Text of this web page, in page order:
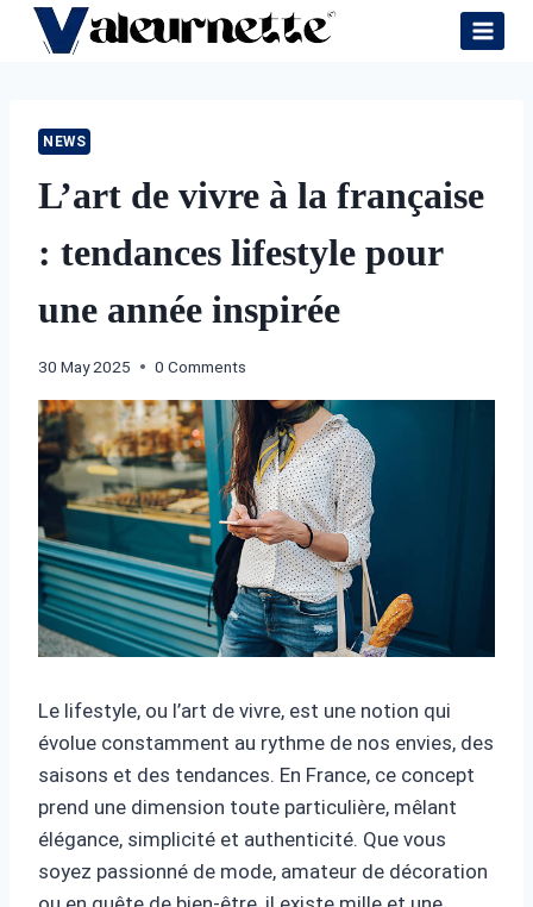
Skip
NEWS
L’art de vivre à la française
: tendances lifestyle pour
une année inspirée
30 May 2025 0 Comments
Le lifestyle, ou l’art de vivre, est une notion qui
évolue constamment au rythme de nos envies, des
saisons et des tendances. En France, ce concept
prend une dimension toute particulière, mêlant
élégance, simplicité et authenticité. Que vous
soyez passionné de mode, amateur de décoration